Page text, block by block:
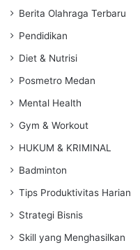
Berita Olahraga Terbaru
Pendidikan
Diet & Nutrisi
Posmetro Medan
Mental Health
Gym & Workout
HUKUM & KRIMINAL
Badminton
Tips Produktivitas Harian
Strategi Bisnis
Skill yang Menghasilkan